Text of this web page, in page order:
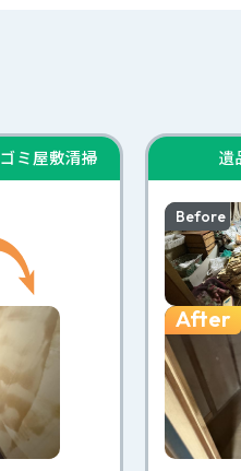
ゴミ屋敷清掃 遺
Before
After